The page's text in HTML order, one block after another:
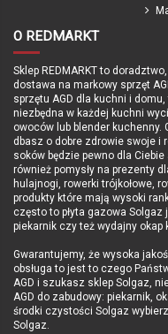
O REDMARKT
Sklep REDMARKT to
dostawa na markowy sprzęt
sprzętu AGD dla kuchni i
niezbędna w każdej kuchni
owoców lub blender
dbasz o dobre zdrowie swoje i
soków będzie pewno dla
również pomysły na prezenty
hulajnogi, rowerki trójkołowe,
produkty które mają wysoki
często to płyta gazowa
piekarnik czy też wydajny okap
Gwarantujemy, że wysoka
obsługa to jest to czego
AGD i szukasz sklep Solgaz,
AGD do zabudowy: piekarnik,
środki czystości Solgaz
Solgaz.